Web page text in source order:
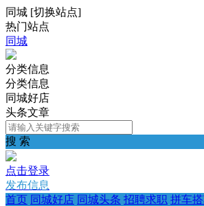
同城 [切换站点]
热门站点
同城
分类信息
分类信息
同城好店
头条文章
搜 索
点击登录
发布信息
首页 同城好店 同城头条 招聘求职 拼车